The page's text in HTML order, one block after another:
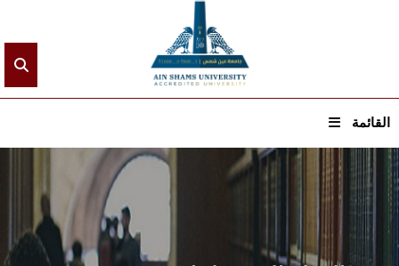
القائمة
عن الجامعة